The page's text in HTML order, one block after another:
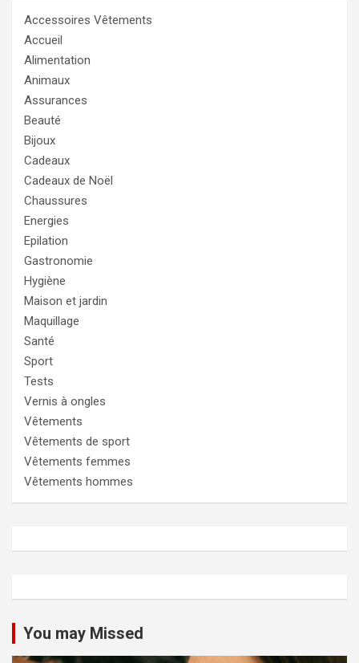
Accessoires Vêtements
Accueil
Alimentation
Animaux
Assurances
Beauté
Bijoux
Cadeaux
Cadeaux de Noël
Chaussures
Energies
Epilation
Gastronomie
Hygiène
Maison et jardin
Maquillage
Santé
Sport
Tests
Vernis à ongles
Vêtements
Vêtements de sport
Vêtements femmes
Vêtements hommes
You may Missed